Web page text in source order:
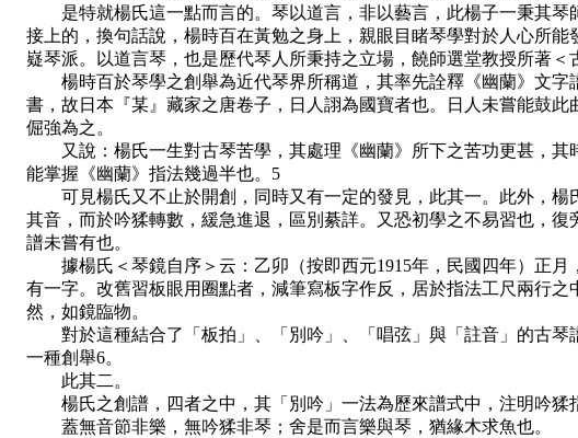
是特就楊氏這一點而言的。琴以道言，非以藝言，此楊子一秉其琴
接上的，換句話說，楊時百在黃勉之身上，親眼目睹琴學對於人心所
嶷琴派。以道言琴，也是歷代琴人所秉持之立場，饒師選堂教授所著
楊時百於琴學之創舉為近代琴界所稱道，其率先詮釋《幽蘭》文字
書，故日本『某』藏家之唐卷子，日人詡為國寶者也。日人未嘗能鼓
倔強為之。
又說：楊氏一生對古琴苦學，其處理《幽蘭》所下之苦功更甚，其
能掌握《幽蘭》指法幾過半也。5
可見楊氏又不止於開創，同時又有一定的發見，此其一。此外，
其音，而於吟猱轉數，緩急進退，區別綦詳。又恐初學之不易習也，
譜未嘗有也。
據楊氏＜琴鏡自序＞云：乙卯（按即西元1915年，民國四年）正月
有一字。改舊習板眼用圈點者，減筆寫板字作反，居於指法工尺兩行
然，如鏡臨物。
對於這種結合了「板拍」、「別吟」、「唱弦」與「註音」的古琴
一種創舉6。
此其二。
楊氏之創譜，四者之中，其「別吟」一法為歷來譜式中，注明吟猱
蓋無音節非樂，無吟猱非琴；舍是而言樂與琴，猶緣木求魚也。